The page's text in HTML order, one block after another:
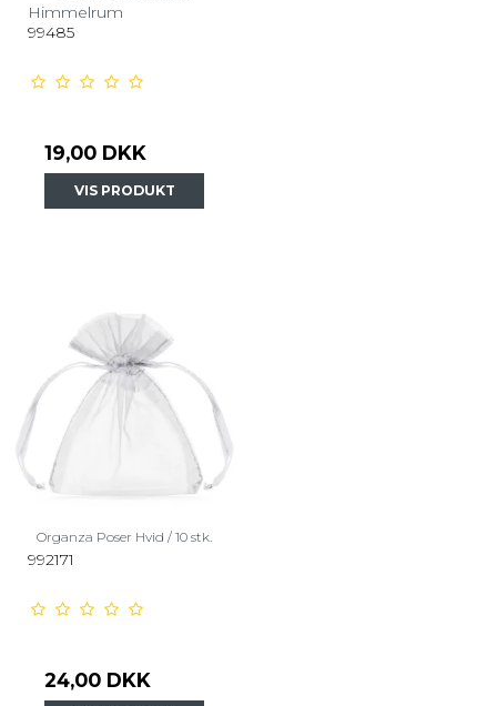
Himmelrum
99485
19,00 DKK
VIS PRODUKT
Organza Poser Hvid / 10 stk.
992171
24,00 DKK